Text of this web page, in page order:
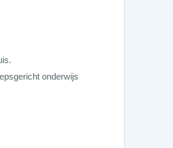
onderwijs